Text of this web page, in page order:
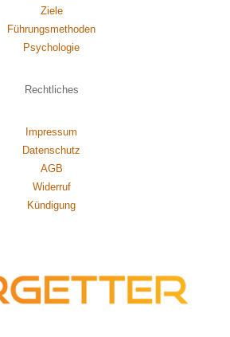
Ziele
Führungsmethoden
Psychologie
Rechtliches
Impressum
Datenschutz
AGB
Widerruf
Kündigung